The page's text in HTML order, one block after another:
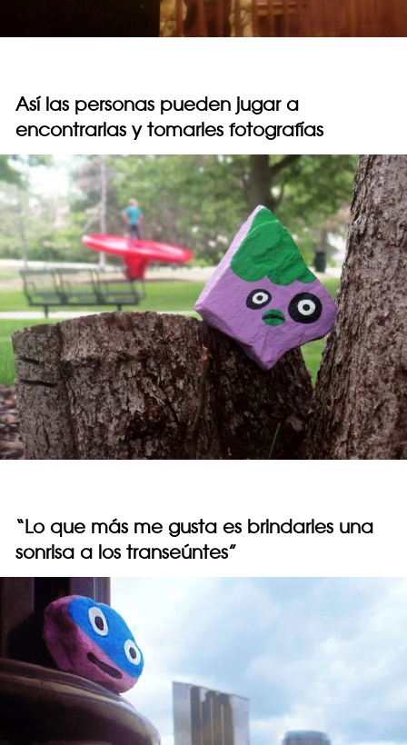
Así las personas pueden jugar a
encontrarlas y tomarles fotografías
“Lo que más me gusta es brindarles una
sonrisa a los transeúntes”